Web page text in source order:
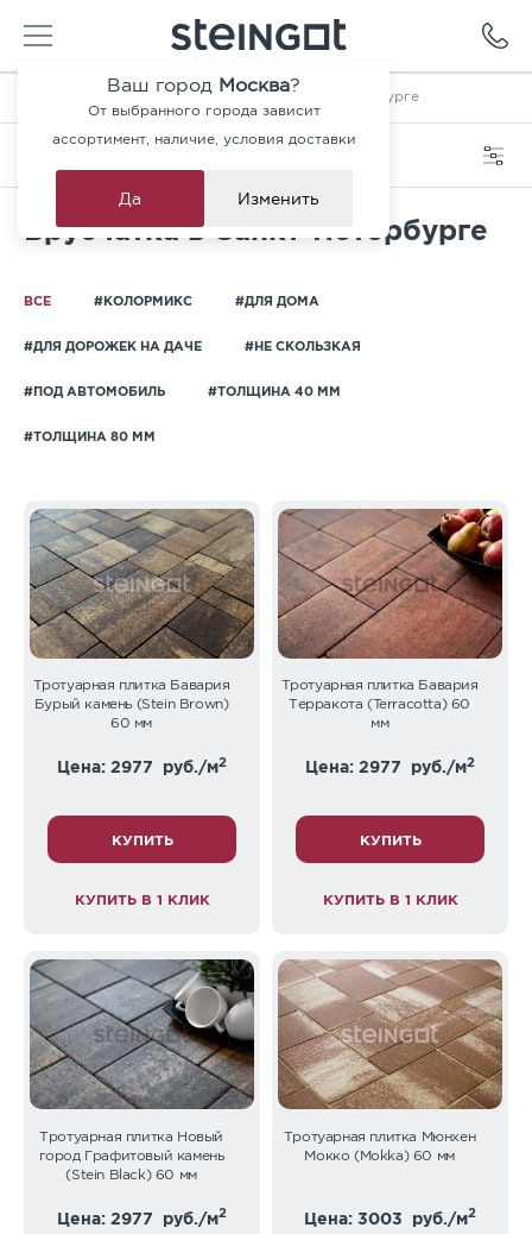
Ваш город Москва?
От выбранного города зависит
ассортимент, наличие, условия доставки
Да Изменить
Каталог — Брусчатка в Санкт-Петербурге
Брусчатка в Санкт-Петербурге
ВСЕ #КОЛОРМИКС #ДЛЯ ДОМА
#ДЛЯ ДОРОЖЕК НА ДАЧЕ #НЕ СКОЛЬЗКАЯ
#ПОД АВТОМОБИЛЬ #ТОЛЩИНА 40 ММ
#ТОЛЩИНА 80 ММ
Тротуарная плитка Бавария
Бурый камень (Stein Brown)
60 мм
Цена: 2977 руб./м2
КУПИТЬ
КУПИТЬ В 1 КЛИК
Тротуарная плитка Бавария
Терракота (Terracotta) 60
мм
Цена: 2977 руб./м2
КУПИТЬ
КУПИТЬ В 1 КЛИК
Тротуарная плитка Новый
город Графитовый камень
(Stein Black) 60 мм
Цена: 2977 руб./м2
Тротуарная плитка Мюнхен
Мокко (Mokka) 60 мм
Цена: 3003 руб./м2